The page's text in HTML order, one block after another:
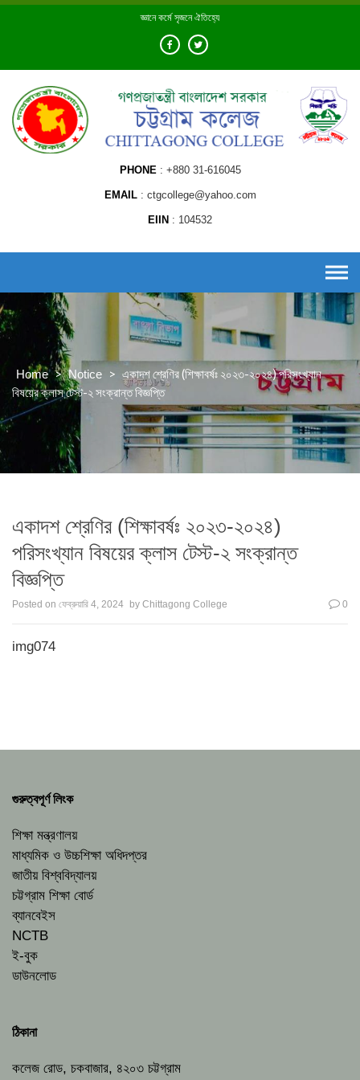
Skip
জ্ঞানে কর্মে সৃজনে ঐতিহ্যে
PHONE +880 31-616045
EMAIL ctgcollege@yahoo.com
EIIN 104532
Home > Notice > একাদশ শ্রেণির (শিক্ষাবর্ষঃ ২০২৩-২০২৪) পরিসংখ্যান
বিষয়ের ক্লাস টেস্ট-২ সংক্রান্ত বিজ্ঞপ্তি
একাদশ শ্রেণির (শিক্ষাবর্ষঃ ২০২৩-২০২৪)
পরিসংখ্যান বিষয়ের ক্লাস টেস্ট-২ সংক্রান্ত
বিজ্ঞপ্তি
Posted on ফেব্রুয়ারি 4, 2024 by Chittagong College 0
img074
গুরুত্বপূর্ণ লিংক
শিক্ষা মন্ত্রণালয়
মাধ্যমিক ও উচ্চশিক্ষা অধিদপ্তর
জাতীয় বিশ্ববিদ্যালয়
চট্টগ্রাম শিক্ষা বোর্ড
ব্যানবেইস
NCTB
ই-বুক
ডাউনলোড
ঠিকানা
কলেজ রোড, চকবাজার, ৪২০৩ চট্টগ্রাম